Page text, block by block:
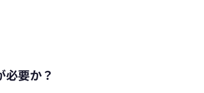
要か？